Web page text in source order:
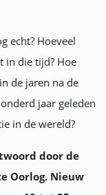
echt? Hoeveel
in die tijd? Hoe
de jaren na de
jaar geleden
in de wereld?
door de
Oorlog. Nieuw